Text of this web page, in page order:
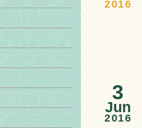
2016
3
Jun
2016